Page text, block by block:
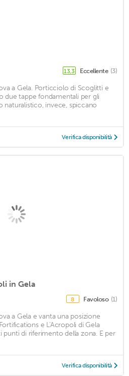
13,3 Eccellente (3)
a Gela. Porticciolo di Scoglitti e
due tappe fondamentali per gli
naturalistico, invece, spiccano
Verifica disponibilità
in Gela
8 Favoloso (1)
a Gela e vanta una posizione
e L'Acropoli di Gela
di riferimento della zona. E per
Verifica disponibilità